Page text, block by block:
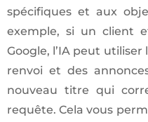
spécifiques et aux
exemple, si un client
Google, l’IA peut
renvoi et des
nouveau titre qui
requête. Cela vous